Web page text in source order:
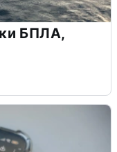
БПЛА,